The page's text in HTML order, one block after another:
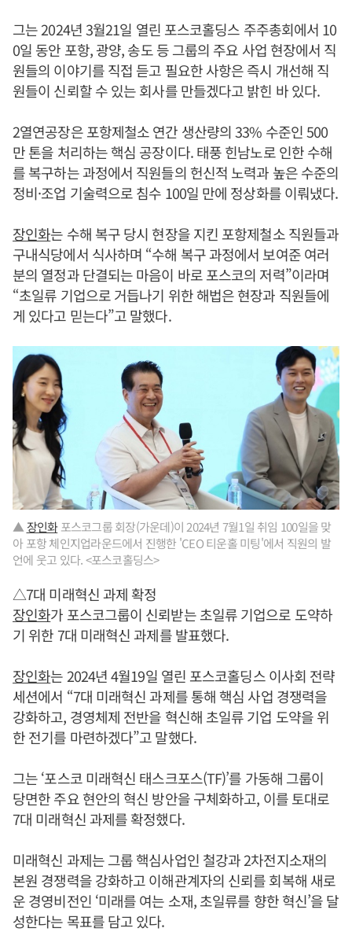
그는 2024년 3월21일 열린 포스코홀딩스 주주총회에서 10
0일 동안 포항, 광양, 송도 등 그룹의 주요 사업 현장에서 직
원들의 이야기를 직접 듣고 필요한 사항은 즉시 개선해 직
원들이 신뢰할 수 있는 회사를 만들겠다고 밝힌 바 있다.
2열연공장은 포항제철소 연간 생산량의 33% 수준인 500
만 톤을 처리하는 핵심 공장이다. 태풍 힌남노로 인한 수해
를 복구하는 과정에서 직원들의 헌신적 노력과 높은 수준의
정비·조업 기술력으로 침수 100일 만에 정상화를 이뤄냈다.
장인화는 수해 복구 당시 현장을 지킨 포항제철소 직원들과
구내식당에서 식사하며 “수해 복구 과정에서 보여준 여러
분의 열정과 단결되는 마음이 바로 포스코의 저력”이라며
“초일류 기업으로 거듭나기 위한 해법은 현장과 직원들에
게 있다고 믿는다”고 말했다.
▲ 장인화포스코그룹 회장(가운데)이 2024년 7월1일 취임 100일을 맞
아 포항 체인지업라운드에서 진행한 'CEO 티운홀 미팅'에서 직원의 발
언에 웃고 있다. <포스코홀딩스>
△7대 미래혁신 과제 확정
장인화가 포스코그룹이 신뢰받는 초일류 기업으로 도약하
기 위한 7대 미래혁신 과제를 발표했다.
장인화는 2024년 4월19일 열린 포스코홀딩스 이사회 전략
세션에서 “7대 미래혁신 과제를 통해 핵심 사업 경쟁력을
강화하고, 경영체제 전반을 혁신해 초일류 기업 도약을 위
한 전기를 마련하겠다”고 말했다.
그는 ‘포스코 미래혁신 태스크포스(TF)’를 가동해 그룹이
당면한 주요 현안의 혁신 방안을 구체화하고, 이를 토대로
7대 미래혁신 과제를 확정했다.
미래혁신 과제는 그룹 핵심사업인 철강과 2차전지소재의
본원 경쟁력을 강화하고 이해관계자의 신뢰를 회복해 새로
운 경영비전인 ‘미래를 여는 소재, 초일류를 향한 혁신’을 달
성한다는 목표를 담고 있다.